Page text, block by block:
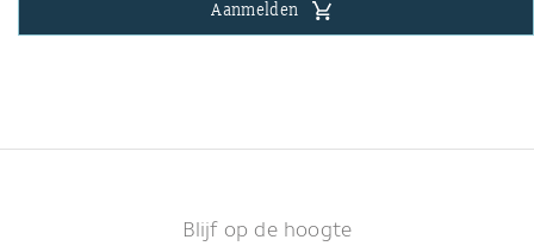
Aanmelden
Blijf op de hoogte